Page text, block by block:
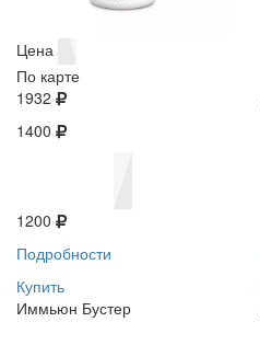
Цена
По карте
1932
1400
1200
Подробности
Купить
Иммьюн Бустер